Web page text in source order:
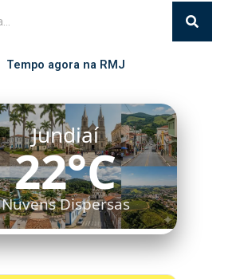
Tempo agora na RMJ
Jundiaí
22°C
Nuvens Dispersas